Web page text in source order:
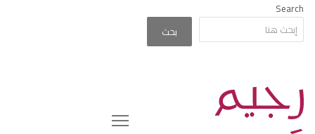
Search
بحث
Menu